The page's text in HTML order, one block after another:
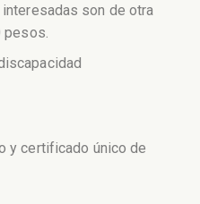
son de otra
y certificado único de